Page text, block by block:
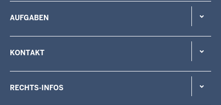
AUFGABEN
KONTAKT
RECHTS-INFOS